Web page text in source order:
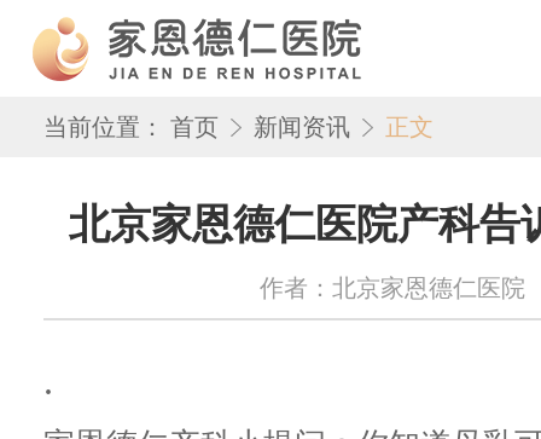
当前位置： 首页 新闻资讯 正文
北京家恩德仁医院产科告
作者：北京家恩德仁医院
.